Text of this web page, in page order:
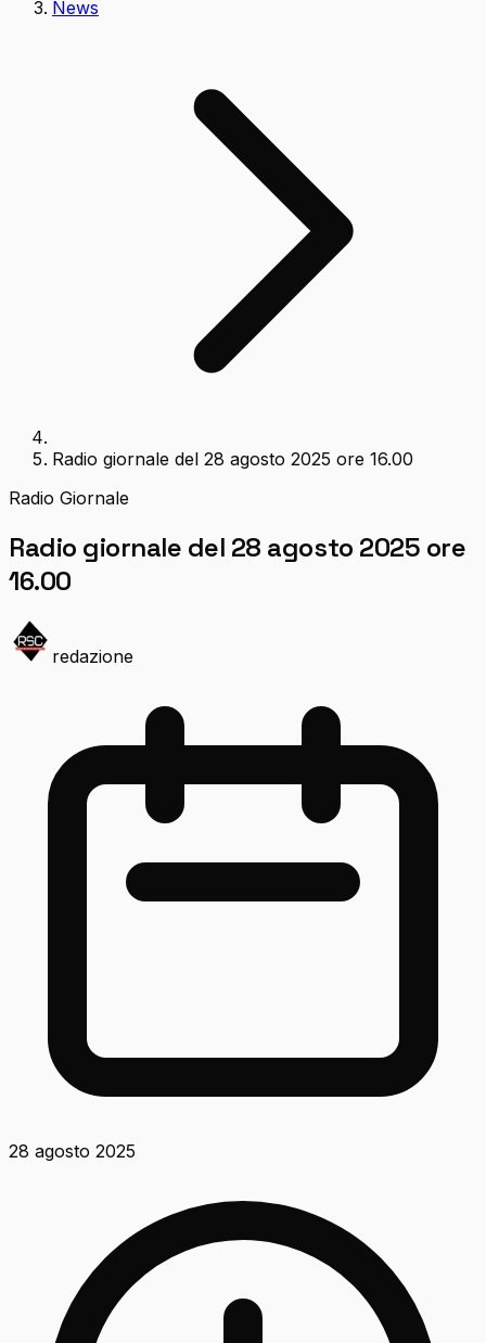
News
Radio giornale del 28 agosto 2025 ore 16.00
Radio Giornale
Radio giornale del 28 agosto 2025 ore
16.00
redazione
28 agosto 2025